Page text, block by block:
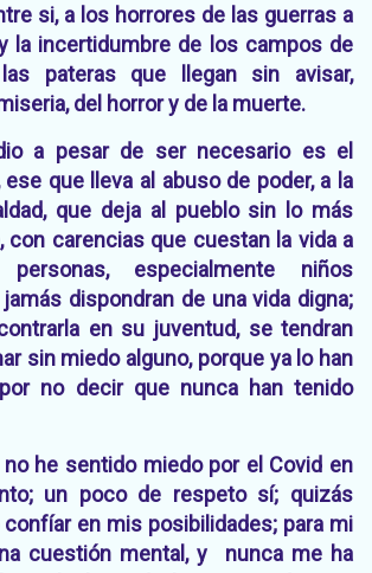
si, a los horrores de las guerras a
la incertidumbre de los campos de
pateras que llegan sin avisar,
del horror y de la muerte.
a pesar de ser necesario es el
que lleva al abuso de poder, a la
que deja al pueblo sin lo más
con carencias que cuestan la vida a
especialmente niños
dispondran de una vida digna;
en su juventud, se tendran
sin miedo alguno, porque ya lo han
no decir que nunca han tenido
he sentido miedo por el Covid en
un poco de respeto sí; quizás
en mis posibilidades; para mi
cuestión mental, y nunca me ha